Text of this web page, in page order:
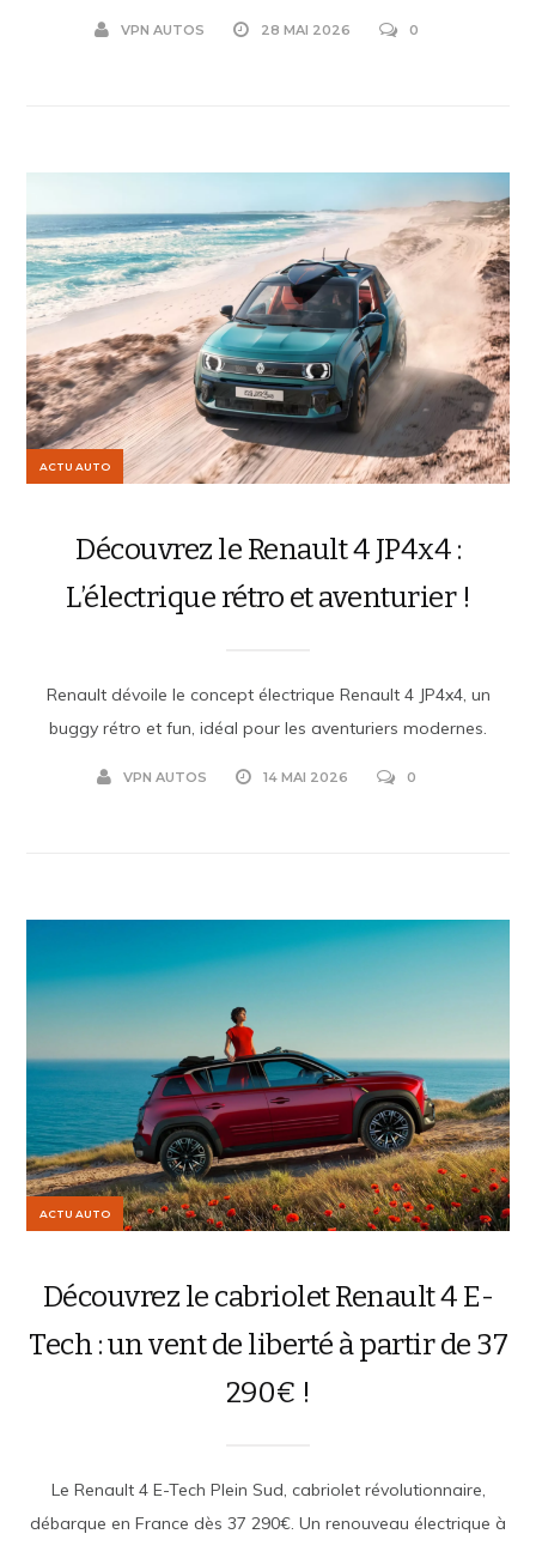
VPN AUTOS 28 MAI 2026 0
ACTU AUTO
Découvrez le Renault 4 JP4x4 :
L’électrique rétro et aventurier !
Renault dévoile le concept électrique Renault 4 JP4x4, un
buggy rétro et fun, idéal pour les aventuriers modernes.
VPN AUTOS 14 MAI 2026 0
ACTU AUTO
Découvrez le cabriolet Renault 4 E-
Tech : un vent de liberté à partir de 37
290€ !
Le Renault 4 E-Tech Plein Sud, cabriolet révolutionnaire,
débarque en France dès 37 290€. Un renouveau électrique à